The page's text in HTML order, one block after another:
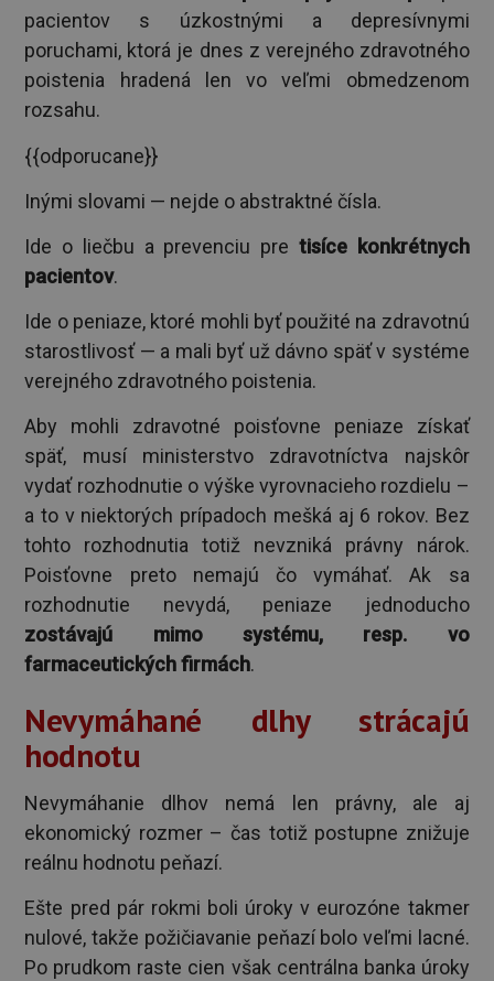
pacientov s úzkostnými a depresívnymi
poruchami, ktorá je dnes z verejného zdravotného
poistenia hradená len vo veľmi obmedzenom
rozsahu.
{{odporucane}}
Inými slovami — nejde o abstraktné čísla.
Ide o liečbu a prevenciu pre tisíce konkrétnych
pacientov.
Ide o peniaze, ktoré mohli byť použité na zdravotnú
starostlivosť — a mali byť už dávno späť v systéme
verejného zdravotného poistenia.
Aby mohli zdravotné poisťovne peniaze získať
späť, musí ministerstvo zdravotníctva najskôr
vydať rozhodnutie o výške vyrovnacieho rozdielu –
a to v niektorých prípadoch mešká aj 6 rokov. Bez
tohto rozhodnutia totiž nevzniká právny nárok.
Poisťovne preto nemajú čo vymáhať. Ak sa
rozhodnutie nevydá, peniaze jednoducho
zostávajú mimo systému, resp. vo
farmaceutických firmách.
Nevymáhané dlhy strácajú
hodnotu
Nevymáhanie dlhov nemá len právny, ale aj
ekonomický rozmer – čas totiž postupne znižuje
reálnu hodnotu peňazí.
Ešte pred pár rokmi boli úroky v eurozóne takmer
nulové, takže požičiavanie peňazí bolo veľmi lacné.
Po prudkom raste cien však centrálna banka úroky